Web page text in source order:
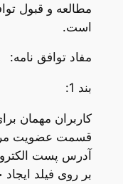
مطالعه و قبول
است.
مفاد توافق نامه:
بند 1:
کاربران مهمان
قسمت عضویت
آدرس پست
بر روی فیلد